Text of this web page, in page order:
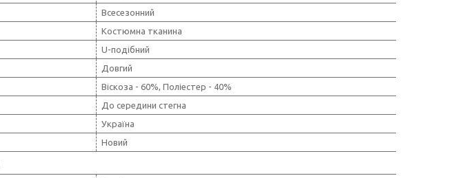
Всесезонний
Костюмна тканина
U-подібний
Довгий
Віскоза - 60%, Поліестер - 40%
До середини стегна
Україна
Новий